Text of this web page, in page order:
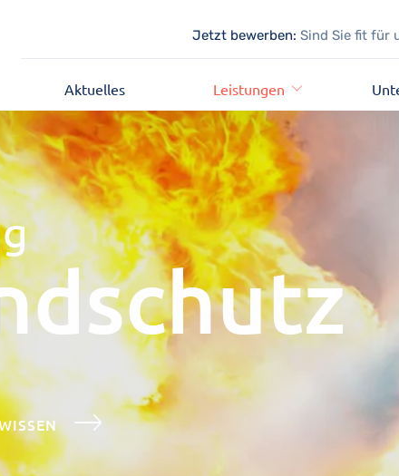
Jetzt bewerben: Sind Sie fit für
Aktuelles Leistungen